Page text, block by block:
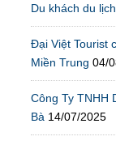
Du khách du
Đại Việt Tourist
Miền Trung 04/
Công Ty TNHH
Bà 14/07/2025